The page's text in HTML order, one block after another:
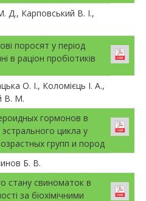
Карповський В. І.,
поросят у період
в раціон пробіотиків
О. І., Коломієць І. А.,
В. М.
гормонов в
цикла у
групп и пород
Б. В.
стану свиноматок в
за біохімічними